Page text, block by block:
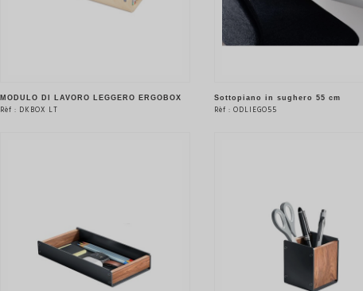
MODULO DI LAVORO LEGGERO ERGOBOX
Rèf : DKBOX LT
Sottopiano in sughero 55 cm
Rèf : ODLIEGO55